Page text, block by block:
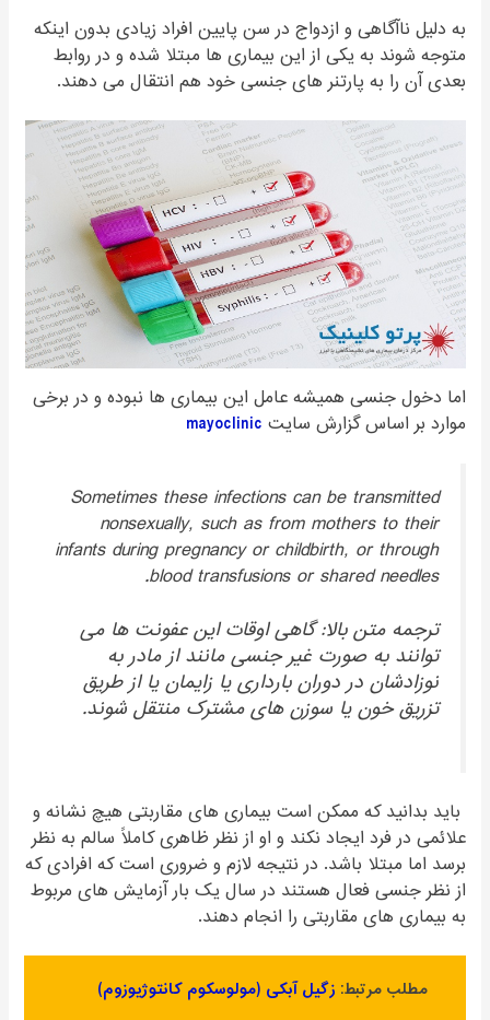
به دلیل ناآگاهی و ازدواج در سن پایین افراد زیادی بدون اینکه
متوجه شوند به یکی از این بیماری ها مبتلا شده و در روابط
بعدی آن را به پارتنر های جنسی خود هم انتقال می دهند.
اما دخول جنسی همیشه عامل این بیماری ها نبوده و در برخی
موارد بر اساس گزارش سایت mayoclinic
Sometimes these infections can be transmitted
nonsexually, such as from mothers to their
infants during pregnancy or childbirth, or through
blood transfusions or shared needles.
ترجمه متن بالا: گاهی اوقات این عفونت ها می
توانند به صورت غیر جنسی مانند از مادر به
نوزادشان در دوران بارداری یا زایمان یا از طریق
تزریق خون یا سوزن های مشترک منتقل شوند.
باید بدانید که ممکن است بیماری های مقاربتی هیچ نشانه و
علائمی در فرد ایجاد نکند و او از نظر ظاهری کاملاً سالم به نظر
برسد اما مبتلا باشد. در نتیجه لازم و ضروری است که افرادی که
از نظر جنسی فعال هستند در سال یک بار آزمایش های مربوط
به بیماری های مقاربتی را انجام دهند.
مطلب مرتبط: زگیل آبکی (مولوسکوم کانتوژیوزوم)